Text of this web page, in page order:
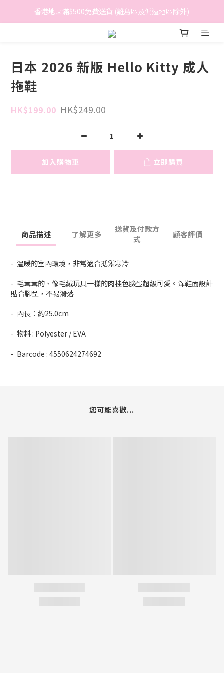
香港地區滿$500免費送貨 (離島區及偏遠地區除外)
香港地區滿$500免費送貨 (離島區及偏遠地區除外)
BreeziB 會員享有額外折扣及積分優惠
日本 2026 新版 Hello Kitty 成人
拖鞋
HK$199.00 HK$249.00
加入購物車 立即購買
商品描述 了解更多
送貨及付款方
式
顧客評價
- 溫暖的室內環境，非常適合抵禦寒冷
- 毛茸茸的、像毛絨玩具一樣的肉桂色臉蛋超級可愛。深鞋面設計
貼合腳型，不易滑落
- 內長：約25.0cm
- 物料 : Polyester / EVA
- Barcode : 4550624274692
您可能喜歡...